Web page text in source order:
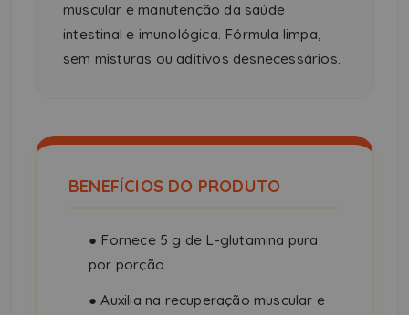
muscular e manutenção da saúde
intestinal e imunológica. Fórmula limpa,
sem misturas ou aditivos desnecessários.
BENEFÍCIOS DO PRODUTO
● Fornece 5 g de L-glutamina pura
por porção
● Auxilia na recuperação muscular e